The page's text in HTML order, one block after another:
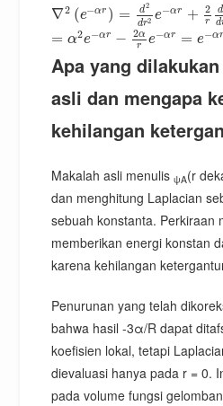
∇2 (e−αr ) = d2
dr2 e−αr + 2
r
d
d
= α2e−αr − 2α
r
e−αr = e−αr
Apa yang
asli dan mengapa
kehilangan
Makalah asli menulisψA(r
dan menghitung Laplacian
sebuah konstanta. Perkiraan
memberikan energi konstan
karena kehilangan
Penurunan yang telah
bahwa hasil -3α/R dapat
koefisien lokal, tetapi
dievaluasi hanya pada r = 0.
pada volume fungsi